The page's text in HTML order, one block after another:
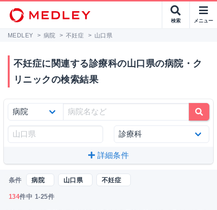
検索 メニュー
MEDLEY > 病院 > 不妊症 > 山口県
不妊症に関連する診療科の山口県の病院・ク
リニックの検索結果
詳細条件
条件 病院 山口県 不妊症
134件中 1-25件